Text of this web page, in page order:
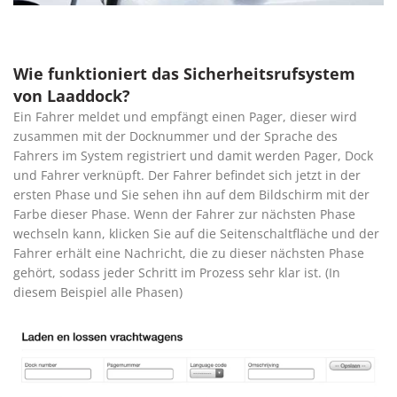
Wie funktioniert das Sicherheitsrufsystem
von Laaddock?
Ein Fahrer meldet und empfängt einen Pager, dieser wird
zusammen mit der Docknummer und der Sprache des
Fahrers im System registriert und damit werden Pager, Dock
und Fahrer verknüpft. Der Fahrer befindet sich jetzt in der
ersten Phase und Sie sehen ihn auf dem Bildschirm mit der
Farbe dieser Phase. Wenn der Fahrer zur nächsten Phase
wechseln kann, klicken Sie auf die Seitenschaltfläche und der
Fahrer erhält eine Nachricht, die zu dieser nächsten Phase
gehört, sodass jeder Schritt im Prozess sehr klar ist. (In
diesem Beispiel alle Phasen)